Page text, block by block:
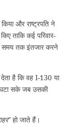
और राष्ट्रपति ने
ताकि कई परिवार-
समय तक इंतजार करने
है कि वह I-130 या
घटा सके जब उसकी
हो जाते हैं।